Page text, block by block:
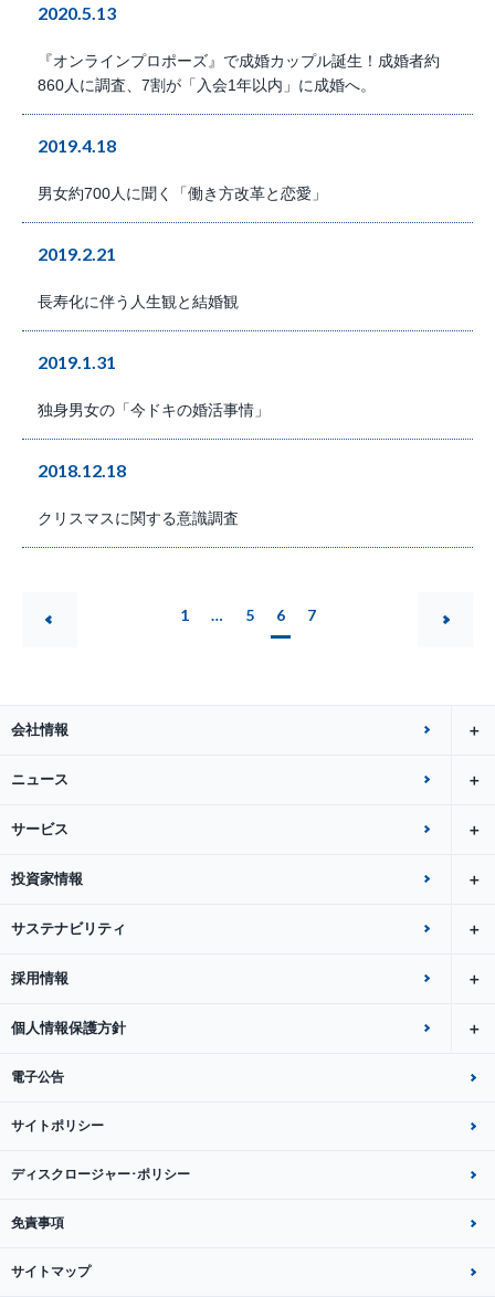
2020.5.13
『オンラインプロポーズ』で成婚カップル誕生！成婚者約
860人に調査、7割が「入会1年以内」に成婚へ。
2019.4.18
男女約700人に聞く「働き方改革と恋愛」
2019.2.21
長寿化に伴う人生観と結婚観
2019.1.31
独身男女の「今ドキの婚活事情」
2018.12.18
クリスマスに関する意識調査
1 … 5 6 7
会社情報
ニュース
サービス
投資家情報
サステナビリティ
採用情報
個人情報保護方針
電子公告
サイトポリシー
ディスクロージャー･ポリシー
免責事項
サイトマップ